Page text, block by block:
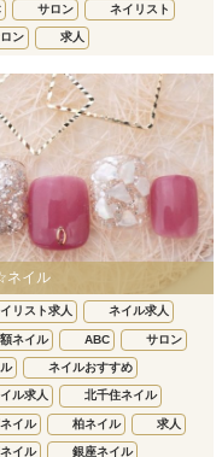
サロン ネイリスト
ン 求人
ネイル
リスト求人 ネイル求人
ネイル ABC サロン
ネイルおすすめ
ル求人 北千住ネイル
イル 柏ネイル 求人
イル 銀座ネイル